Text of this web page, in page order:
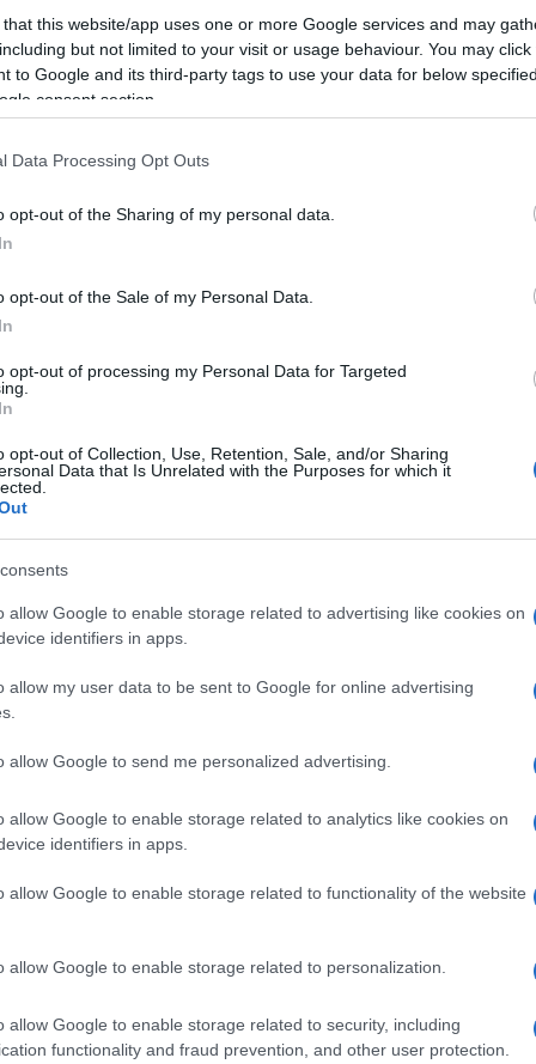
that this website/app uses one or more Google services and may
but not limited to your visit or usage behaviour. You may
to Google and its third-party tags to use your data for below
consent section.
Data Processing Opt Outs
opt-out of the Sharing of my personal data.
opt-out of the Sale of my Personal Data.
opt-out of processing my Personal Data for Targeted
opt-out of Collection, Use, Retention, Sale, and/or Sharing
Data that Is Unrelated with the Purposes for which it
allow Google to enable storage related to advertising like cookies on
identifiers in apps.
allow my user data to be sent to Google for online advertising
allow Google to send me personalized advertising.
allow Google to enable storage related to analytics like cookies on
identifiers in apps.
allow Google to enable storage related to functionality of the website
allow Google to enable storage related to personalization.
allow Google to enable storage related to security, including
functionality and fraud prevention, and other user protection.
a Giocare
tramite il bot di Telegram:
oppure 500.000 NOT se possiedi Telegram Premium.
2-earn”, dove ogni tocco sull’icona di Notcoin
nuove monete per il tuo profilo. Ogni clic
di Notcoin che puoi “minare” in una sessione
limite può aumentare in base alle funzionalità
una modalità turbo che aumenta